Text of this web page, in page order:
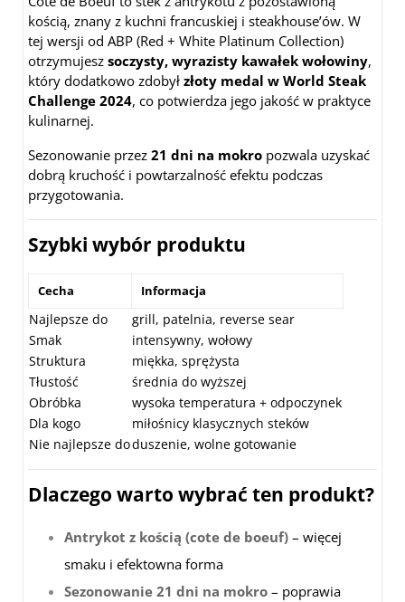
kością, znany z kuchni francuskiej i steakhouse’ów. W
tej wersji od ABP (Red + White Platinum Collection)
otrzymujesz soczysty, wyrazisty kawałek wołowiny,
który dodatkowo zdobył złoty medal w World Steak
Challenge 2024, co potwierdza jego jakość w praktyce
kulinarnej.
Sezonowanie przez 21 dni na mokro pozwala uzyskać
dobrą kruchość i powtarzalność efektu podczas
przygotowania.
Szybki wybór produktu
Cecha Informacja
Najlepsze do
grill, patelnia, reverse sear
Smak
intensywny, wołowy
Struktura
miękka, sprężysta
Tłustość
średnia do wyższej
Obróbka
wysoka temperatura + odpoczynek
Dla kogo
miłośnicy klasycznych steków
Nie najlepsze doduszenie, wolne gotowanie
Dlaczego warto wybrać ten produkt?
Antrykot z kością (cote de boeuf) – więcej
smaku i efektowna forma
Sezonowanie 21 dni na mokro – poprawia